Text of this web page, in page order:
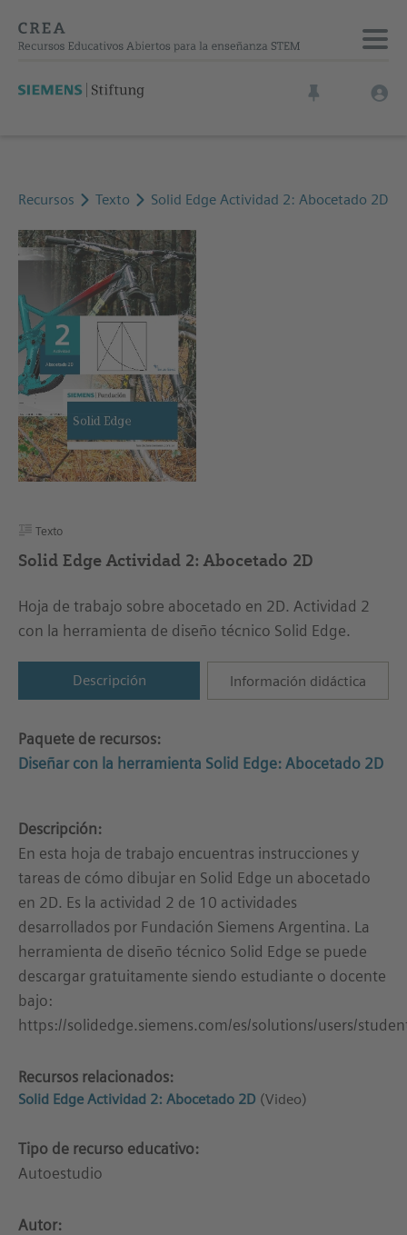
Recursos Texto Solid Edge Actividad 2: Abocetado 2D
Texto
Solid Edge Actividad 2: Abocetado 2D
Hoja de trabajo sobre abocetado en 2D. Actividad 2
con la herramienta de diseño técnico Solid Edge.
Descripción Información didáctica
Paquete de recursos:
Diseñar con la herramienta Solid Edge: Abocetado 2D
Descripción:
En esta hoja de trabajo encuentras instrucciones y
tareas de cómo dibujar en Solid Edge un abocetado
en 2D. Es la actividad 2 de 10 actividades
desarrollados por Fundación Siemens Argentina. La
herramienta de diseño técnico Solid Edge se puede
descargar gratuitamente siendo estudiante o docente
bajo:
https://solidedge.siemens.com/es/solutions/users/
Recursos relacionados:
Solid Edge Actividad 2: Abocetado 2D (Video)
Tipo de recurso educativo:
Autoestudio
Autor: